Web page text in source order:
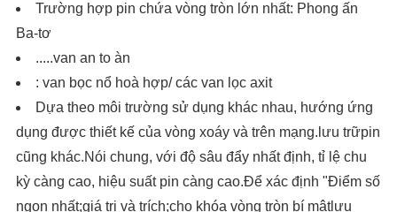
Trường hợp pin chứa vòng tròn lớn nhất: Phong ấn
Ba-tơ
.....van an to àn
: van bọc nổ hoà hợp/ các van lọc axit
Dựa theo môi trường sử dụng khác nhau, hướng ứng
dụng được thiết kế của vòng xoáy và trên mạng.lưu trữpin
cũng khác.Nói chung, với độ sâu đẩy nhất định, tỉ lệ chu
kỳ càng cao, hiệu suất pin càng cao.Để xác định "Điểm số
ngon nhất;giá trị và trích;cho khóa vòng tròn bí mậtlưu